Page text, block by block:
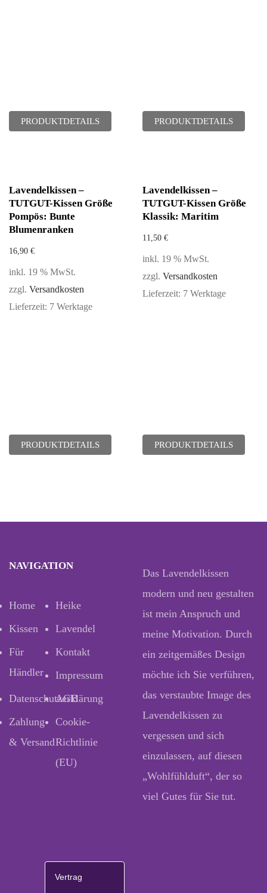
PRODUKTDETAILS PRODUKTDETAILS
Lavendelkissen –
TUTGUT-Kissen Größe
Pompös: Bunte
Blumenranken
16,90 €
inkl. 19 % MwSt.
zzgl. Versandkosten
Lieferzeit: 7 Werktage
PRODUKTDETAILS
Lavendelkissen –
TUTGUT-Kissen Größe
Klassik: Maritim
11,50 €
inkl. 19 % MwSt.
zzgl. Versandkosten
Lieferzeit: 7 Werktage
PRODUKTDETAILS
NAVIGATION
Home
Heike
Kissen
Lavendel
Für
Händler
Kontakt
Impressum
Datenschutzerklärung
AGB
Zahlung
& Versand
Cookie-
Richtlinie
(EU)
Das Lavendelkissen
modern und neu gestalten
ist mein Anspruch und
meine Motivation. Durch
ein zeitgemäßes Design
möchte ich Sie verführen,
das verstaubte Image des
Lavendelkissen zu
vergessen und sich
einzulassen, auf diesen
„Wohlfühlduft“, der so
viel Gutes für Sie tut.
Vertrag